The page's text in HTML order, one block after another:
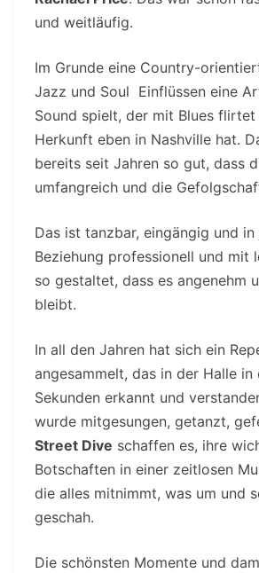
und weitläufig.
Im Grunde eine Country-
Jazz und Soul Einflüssen eine
Sound spielt, der mit Blues flirtet
Herkunft eben in Nashville hat.
bereits seit Jahren so gut, dass
umfangreich und die
Das ist tanzbar, eingängig und in
Beziehung professionell und mit
so gestaltet, dass es angenehm
bleibt.
In all den Jahren hat sich ein
angesammelt, das in der Halle in
Sekunden erkannt und
wurde mitgesungen, getanzt,
Street Dive schaffen es, ihre
Botschaften in einer zeitlosen
die alles mitnimmt, was um und
geschah.
Die schönsten Momente und